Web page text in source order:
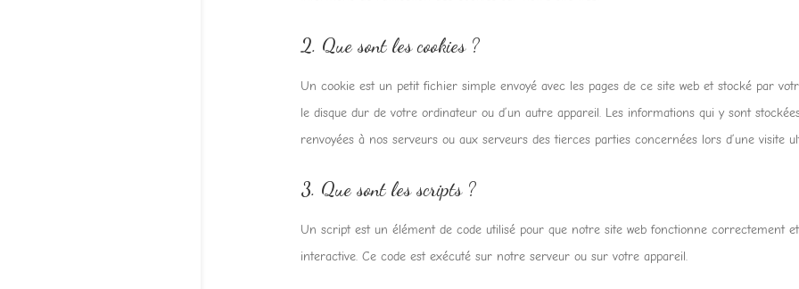
2. Que sont les cookies ?
Un cookie est un petit fichier simple envoyé avec les pages de ce site web et stocké par
le disque dur de votre ordinateur ou d’un autre appareil. Les informations qui y sont
renvoyées à nos serveurs ou aux serveurs des tierces parties concernées lors d’une visite
3. Que sont les scripts ?
Un script est un élément de code utilisé pour que notre site web fonctionne correctement
interactive. Ce code est exécuté sur notre serveur ou sur votre appareil.